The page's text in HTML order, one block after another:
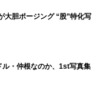
大胆ポージング “股”特化写
・仲根なのか、1st写真集